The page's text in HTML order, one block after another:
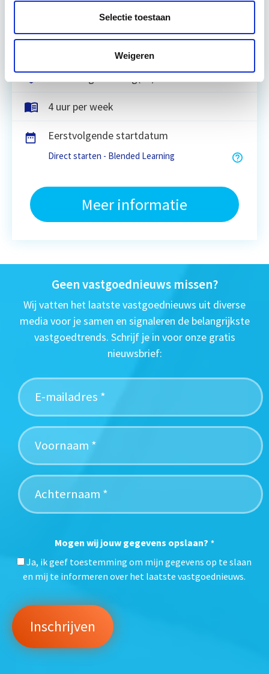
Selectie toestaan
Weigeren
integrale inspectiemethodiek willen kunnen
hanteren in de dagelijkse beroepsuitoefening.
Lees verder
4 uur per week
Eerstvolgende startdatum
Direct starten - Blended Learning
Meer informatie
Geen vastgoednieuws missen?
Wij vatten het laatste vastgoednieuws uit diverse
media voor je samen en signaleren de belangrijkste
vastgoedtrends. Schrijf je in voor onze gratis
nieuwsbrief:
Mogen wij jouw gegevens opslaan? *
Ja, ik geef toestemming om mijn gegevens op te slaan
en mij te informeren over het laatste vastgoednieuws.